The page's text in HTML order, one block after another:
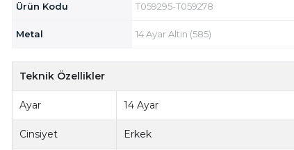
Ürün Kodu T059295-T059278
Metal 14 Ayar Altın (585)
Teknik Özellikler
Ayar 14 Ayar
Cinsiyet Erkek